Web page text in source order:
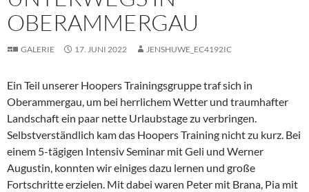
OBERAMMERGAU
GALERIE 17. JUNI 2022 JENSHUWE_EC4192IC
Ein Teil unserer Hoopers Trainingsgruppe traf sich in
Oberammergau, um bei herrlichem Wetter und traumhafter
Landschaft ein paar nette Urlaubstage zu verbringen.
Selbstverständlich kam das Hoopers Training nicht zu kurz. Bei
einem 5-tägigen Intensiv Seminar mit Geli und Werner
Augustin, konnten wir einiges dazu lernen und große
Fortschritte erzielen. Mit dabei waren Peter mit Brana, Pia mit